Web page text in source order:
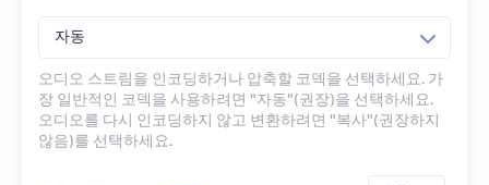
자동
오디오 스트림을 인코딩하거나 압축할 코덱을 선택하세요. 가
장 일반적인 코덱을 사용하려면 "자동"(권장)을 선택하세요.
오디오를 다시 인코딩하지 않고 변환하려면 "복사"(권장하지
않음)를 선택하세요.